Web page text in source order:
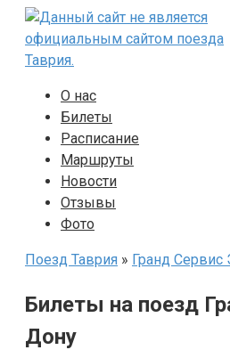
Перейти
контенту
О нас
Билеты
Расписание
Маршруты
Новости
Отзывы
Фото
Поезд Таврия » Гранд
Билеты на поезд
Дону